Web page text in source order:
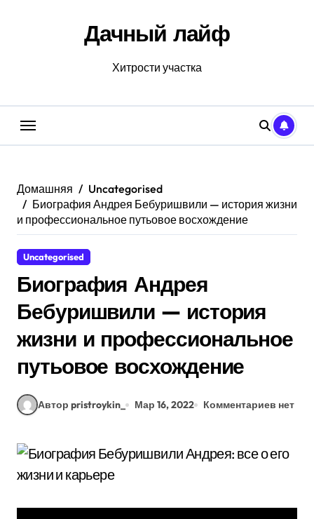
Дачный лайф
Хитрости участка
Домашняя
Uncategorised
Биография Андрея Бебуришвили — история жизни
и профессиональное путьовое восхождение
Uncategorised
Биография Андрея
Бебуришвили — история
жизни и профессиональное
путьовое восхождение
Автор pristroykin_ Мар 16, 2022 Комментариев нет